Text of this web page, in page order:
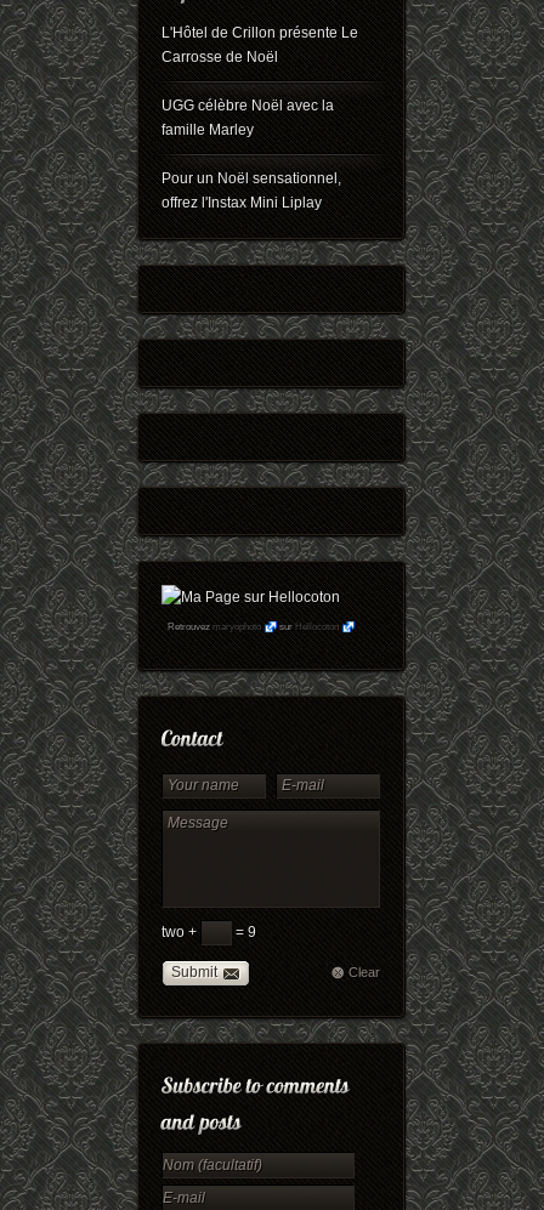
L'Hôtel de Crillon présente Le
Carrosse de Noël
UGG célèbre Noël avec la
famille Marley
Pour un Noël sensationnel,
offrez l'Instax Mini Liplay
Retrouvezmaryophoto surHellocoton
two + = 9
Submit Clear